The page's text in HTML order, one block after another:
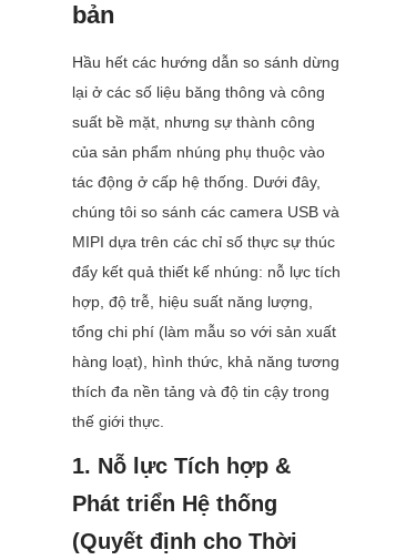
bản
Hầu hết các hướng dẫn so sánh dừng
lại ở các số liệu băng thông và công
suất bề mặt, nhưng sự thành công
của sản phẩm nhúng phụ thuộc vào
tác động ở cấp hệ thống. Dưới đây,
chúng tôi so sánh các camera USB và
MIPI dựa trên các chỉ số thực sự thúc
đẩy kết quả thiết kế nhúng: nỗ lực tích
hợp, độ trễ, hiệu suất năng lượng,
tổng chi phí (làm mẫu so với sản xuất
hàng loạt), hình thức, khả năng tương
thích đa nền tảng và độ tin cậy trong
thế giới thực.
1. Nỗ lực Tích hợp &
Phát triển Hệ thống
(Quyết định cho Thời